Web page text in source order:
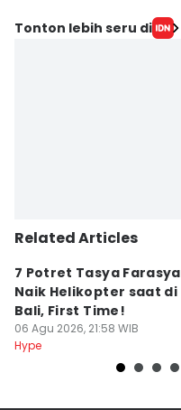
Editor
Tonton lebih seru di
Related Articles
7 Potret Tasya Farasya
Naik Helikopter saat di
Bali, First Time!
06 Agu 2026, 21:58 WIB
Hype